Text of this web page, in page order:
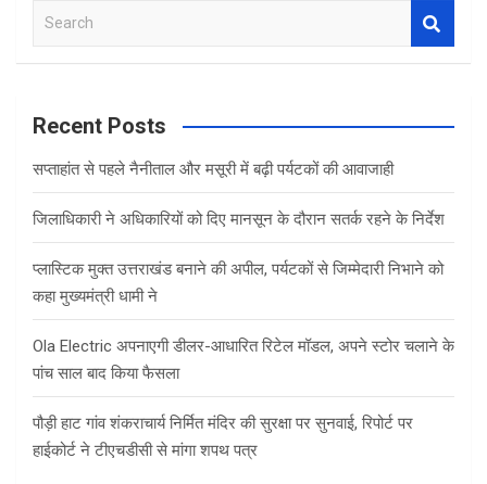
a
c
Recent Posts
सप्ताहांत से पहले नैनीताल और मसूरी में बढ़ी पर्यटकों की आवाजाही
जिलाधिकारी ने अधिकारियों को दिए मानसून के दौरान सतर्क रहने के निर्देश
प्लास्टिक मुक्त उत्तराखंड बनाने की अपील, पर्यटकों से जिम्मेदारी निभाने को
कहा मुख्यमंत्री धामी ने
Ola Electric अपनाएगी डीलर-आधारित रिटेल मॉडल, अपने स्टोर चलाने के
पांच साल बाद किया फैसला
पौड़ी हाट गांव शंकराचार्य निर्मित मंदिर की सुरक्षा पर सुनवाई, रिपोर्ट पर
हाईकोर्ट ने टीएचडीसी से मांगा शपथ पत्र